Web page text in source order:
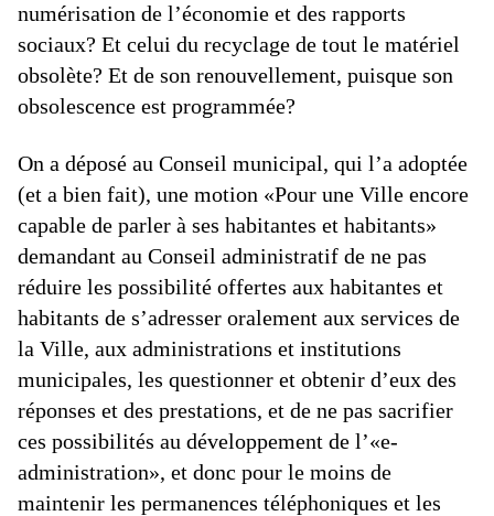
numérisation de l’économie et des rapports
sociaux? Et celui du recyclage de tout le matériel
obsolète? Et de son renouvellement, puisque son
obsolescence est programmée?
On a déposé au Conseil municipal, qui l’a adoptée
(et a bien fait), une motion «Pour une Ville encore
capable de parler à ses habitantes et habitants»
demandant au Conseil administratif de ne pas
réduire les possibilité offertes aux habitantes et
habitants de s’adresser oralement aux services de
la Ville, aux administrations et institutions
municipales, les questionner et obtenir d’eux des
réponses et des prestations, et de ne pas sacrifier
ces possibilités au développement de l’«e-
administration», et donc pour le moins de
maintenir les permanences téléphoniques et les